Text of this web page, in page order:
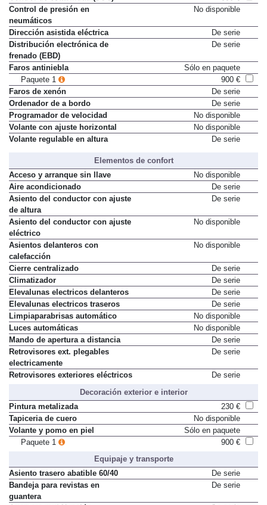
Control de presión en
neumáticos
No disponible
Dirección asistida eléctrica
De serie
Distribución electrónica de
frenado (EBD)
De serie
Faros antiniebla
Sólo en paquete
Paquete 1
900 €
Faros de xenón
De serie
Ordenador de a bordo
De serie
Programador de velocidad
No disponible
Volante con ajuste horizontal
No disponible
Volante regulable en altura
De serie
Elementos de confort
Acceso y arranque sin llave
No disponible
Aire acondicionado
De serie
Asiento del conductor con ajuste
de altura
De serie
Asiento del conductor con ajuste
eléctrico
No disponible
Asientos delanteros con
calefacción
No disponible
Cierre centralizado
De serie
Climatizador
De serie
Elevalunas electricos delanteros
De serie
Elevalunas electricos traseros
De serie
Limpiaparabrisas automático
No disponible
Luces automáticas
No disponible
Mando de apertura a distancia
De serie
Retrovisores ext. plegables
electricamente
De serie
Retrovisores exteriores eléctricos
De serie
Decoración exterior e interior
Pintura metalizada
230 €
Tapiceria de cuero
No disponible
Volante y pomo en piel
Sólo en paquete
Paquete 1
900 €
Equipaje y transporte
Asiento trasero abatible 60/40
De serie
Bandeja para revistas en
guantera
De serie